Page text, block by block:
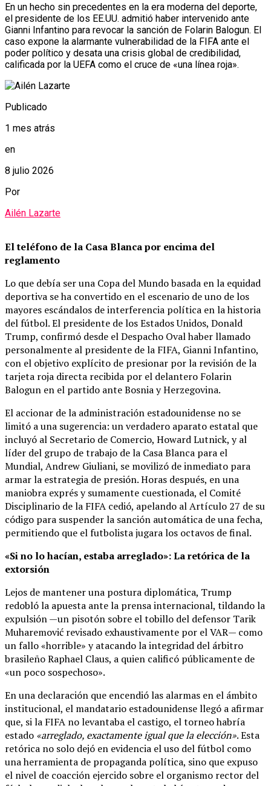
En un hecho sin precedentes en la era moderna del deporte,
el presidente de los EE.UU. admitió haber intervenido ante
Gianni Infantino para revocar la sanción de Folarin Balogun. El
caso expone la alarmante vulnerabilidad de la FIFA ante el
poder político y desata una crisis global de credibilidad,
calificada por la UEFA como el cruce de «una línea roja».
Publicado
1 mes atrás
en
8 julio 2026
Por
Ailén Lazarte
El teléfono de la Casa Blanca por encima del
reglamento
Lo que debía ser una Copa del Mundo basada en la equidad
deportiva se ha convertido en el escenario de uno de los
mayores escándalos de interferencia política en la historia
del fútbol. El presidente de los Estados Unidos, Donald
Trump, confirmó desde el Despacho Oval haber llamado
personalmente al presidente de la FIFA, Gianni Infantino,
con el objetivo explícito de presionar por la revisión de la
tarjeta roja directa recibida por el delantero Folarin
Balogun en el partido ante Bosnia y Herzegovina.
El accionar de la administración estadounidense no se
limitó a una sugerencia: un verdadero aparato estatal que
incluyó al Secretario de Comercio, Howard Lutnick, y al
líder del grupo de trabajo de la Casa Blanca para el
Mundial, Andrew Giuliani, se movilizó de inmediato para
armar la estrategia de presión. Horas después, en una
maniobra exprés y sumamente cuestionada, el Comité
Disciplinario de la FIFA cedió, apelando al Artículo 27 de su
código para suspender la sanción automática de una fecha,
permitiendo que el futbolista jugara los octavos de final.
«Si no lo hacían, estaba arreglado»: La retórica de la
extorsión
Lejos de mantener una postura diplomática, Trump
redobló la apuesta ante la prensa internacional, tildando la
expulsión —un pisotón sobre el tobillo del defensor Tarik
Muharemović revisado exhaustivamente por el VAR— como
un fallo «horrible» y atacando la integridad del árbitro
brasileño Raphael Claus, a quien calificó públicamente de
«un poco sospechoso».
En una declaración que encendió las alarmas en el ámbito
institucional, el mandatario estadounidense llegó a afirmar
que, si la FIFA no levantaba el castigo, el torneo habría
estado «arreglado, exactamente igual que la elección». Esta
retórica no solo dejó en evidencia el uso del fútbol como
una herramienta de propaganda política, sino que expuso
el nivel de coacción ejercido sobre el organismo rector del